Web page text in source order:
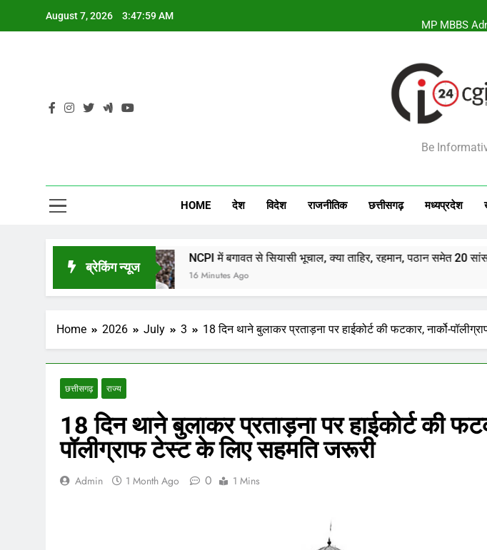
August 7, 2026 3:48:00 AM
MP MBBS
Be
HOME देश विदेश राजनीतिक छत्तीसगढ़ मध्‍यप्रदेश
ब्रेकिंग न्यूज
NCPI में बगावत से सियासी भूचाल, क्या ताहिर, रहमान, पठान समेत 20 सांसदों की जाएगी
16 Minutes Ago
Home 2026 July 3 18 दिन थाने बुलाकर प्रताड़ना पर हाईकोर्ट की फटकार, नार्को-
छत्तीसगढ़ राज्य
18 दिन थाने बुलाकर प्रताड़ना पर हाईकोर्ट की
पॉलीग्राफ टेस्ट के लिए सहमति जरूरी
Admin 1 Month Ago 0 1 Mins